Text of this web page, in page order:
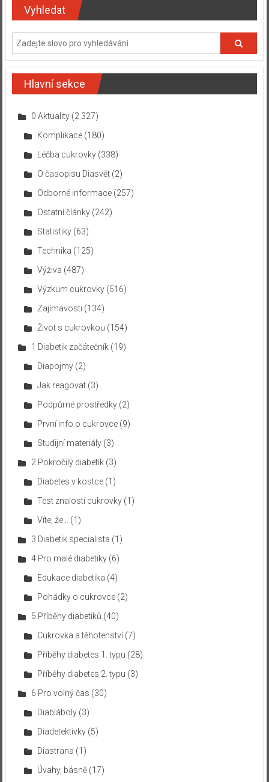
Vyhledat
Hlavní sekce
0 Aktuality(2 327)
Komplikace(180)
Léčba cukrovky(338)
O časopisu Diasvět(2)
Odborné informace(257)
Ostatní články(242)
Statistiky(63)
Technika (125)
Výživa (487)
Výzkum cukrovky(516)
Zajímavosti (134)
Život s cukrovkou (154)
1 Diabetik začátečník(19)
Diapojmy(2)
Jak reagovat(3)
Podpůrné prostředky(2)
První info o cukrovce(9)
Studijní materiály(3)
2 Pokročilý diabetik(3)
Diabetes v kostce(1)
Test znalostí cukrovky(1)
Víte, že…
(1)
3 Diabetik specialista (1)
4 Pro malé diabetiky(6)
Edukace diabetika (4)
Pohádky o cukrovce(2)
5 Příběhy diabetiků (40)
Cukrovka a těhotenství(7)
Příběhy diabetes 1. typu (28)
Příběhy diabetes 2. typu (3)
6 Pro volný čas (30)
Diabláboly(3)
Diadetektivky(5)
Diastrana (1)
Úvahy, básně(17)